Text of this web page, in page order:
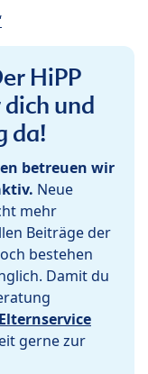
HiPP
und
da!
betreuen wir
Neue
mehr
Beiträge der
bestehen
Damit du
gerne zur